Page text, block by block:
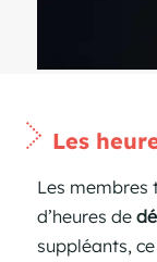
Les
Les membres
d’heures de
suppléants,